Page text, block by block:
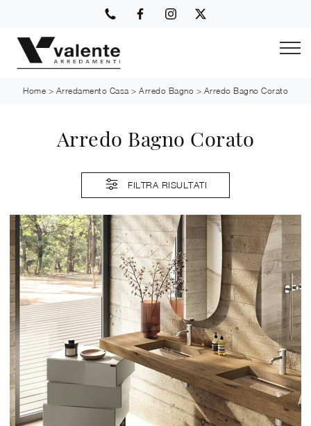
Home > Arredamento Casa > Arredo Bagno > Arredo Bagno Corato
Arredo Bagno Corato
FILTRA RISULTATI